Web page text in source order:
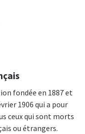
fondée en 1887 et
1906 qui a pour
ceux qui sont morts
ou étrangers.